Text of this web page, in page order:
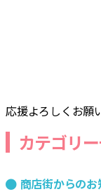
応援よろしくお願
カテゴリ
商店街からのお